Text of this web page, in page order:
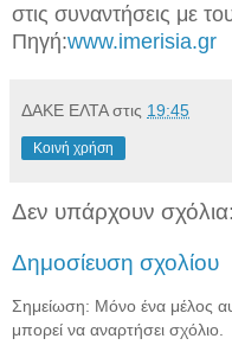
στις συναντήσεις με
Πηγή:www.imerisia.gr
ΔΑΚΕ ΕΛΤΑ στις 19:45
Κοινή χρήση
Δεν υπάρχουν σχόλια:
Δημοσίευση σχολίου
Σημείωση: Μόνο ένα μέλος
μπορεί να αναρτήσει σχόλιο.